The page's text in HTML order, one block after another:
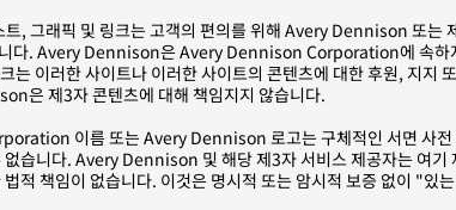
트, 그래픽 및 링크는 고객의 편의를 위해 Avery Dennison 또는
다. Avery Dennison은 Avery Dennison Corporation에 속하
는 이러한 사이트나 이러한 사이트의 콘텐츠에 대한 후원, 지
은 제3자 콘텐츠에 대해 책임지지 않습니다.
이름 또는 Avery Dennison 로고는 구체적인 서면 사전
습니다. Avery Dennison 및 해당 제3자 서비스 제공자는 여
법적 책임이 없습니다. 이것은 명시적 또는 암시적 보증 없이 "있